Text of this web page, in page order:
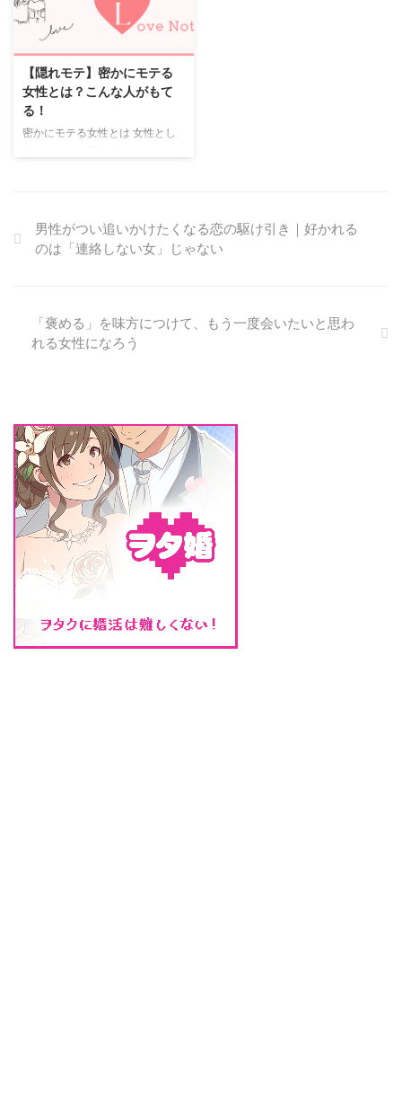
モテる人は飾らないという実態
恋愛を成功させるために自分磨き
は必須です。 モテる人はそれが
きます。 逆にアピールするよう
に自分磨きをすると敬遠されるの
です。 隠れモテも無意識のうち
にそうなっていることが多いで
【隠れモテ】密かにモテる
女性とは？こんな人がもて
る！
密かにモテる女性とは 女性とし
うと思うことも。 その女性は、
どこが違うのでしょうか。 その
内容についてご紹介します。 ・
している人です。 その顔という
のは、やっぱり癒し系の人なので
男性がつい追いかけたくなる恋の駆け引き｜好かれる
のは「連絡しない女」じゃない
「褒める」を味方につけて、もう一度会いたいと思わ
れる女性になろう